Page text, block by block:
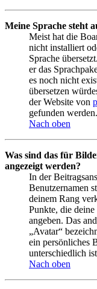
Meine Sprache steht
Meist hat die
nicht installiert
Sprache
er das
es noch nicht
übersetzen
der Website von
gefunden werden.
Nach oben
Was sind das für
angezeigt werden?
In der
Benutzernamen
deinem Rang
Punkte, die
angeben. Das
„Avatar“
ein persönliches
unterschiedlich
Nach oben